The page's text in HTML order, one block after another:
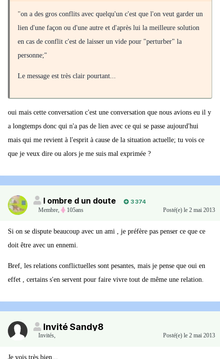
"on a des gros conflits avec quelqu'un c'est que l'on veut garder un
lien d'une façon ou d'une autre et d'après lui la meilleure solution
en cas de conflit c'est de laisser un vide pour "perturber" la
personne;"
Le message est très clair pourtant...
oui mais cette conversation c'est une conversation que nous avions eu il y
a longtemps donc qui n'a pas de lien avec ce qui se passe aujourd'hui
mais qui me revient à l'esprit à cause de la situation actuelle; tu vois ce
que je veux dire ou alors je me suis mal exprimée ?
l ombre d un doute
3 374
Membre, 105ans Posté(e) le 2 mai 2013
Si on se dispute beaucoup avec un ami , je préfère pas penser ce que ce
doit être avec un ennemi.
Bref, les relations conflictuelles sont pesantes, mais je pense que oui en
effet , certains s'en servent pour faire vivre tout de même une relation.
Invité Sandy8
Invités, Posté(e) le 2 mai 2013
Je vois très bien...